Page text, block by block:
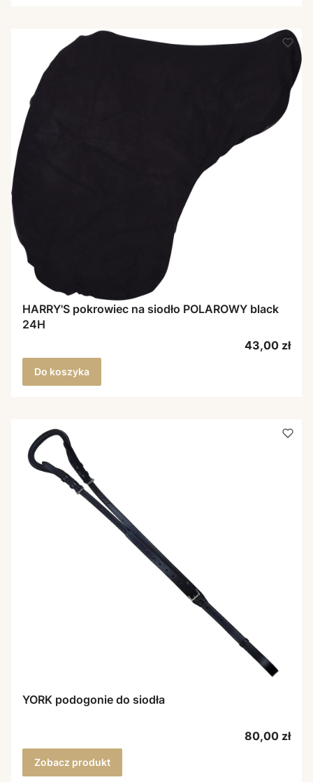
HARRY'S pokrowiec na siodło POLAROWY black
24H
Cena
43,00 zł
Do koszyka
YORK podogonie do siodła
Cena
80,00 zł
Zobacz produkt